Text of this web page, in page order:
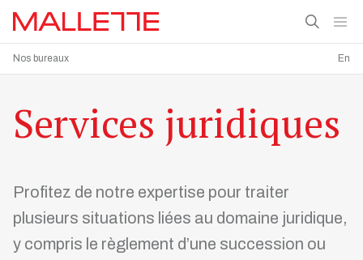
Nos bureaux En
Services juridiques
Profitez de notre expertise pour traiter
plusieurs situations liées au domaine juridique,
y compris le règlement d’une succession ou